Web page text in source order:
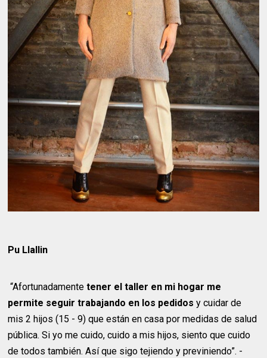
Pu Llallin
“Afortunadamentetener el taller en mi hogar me
permite seguir trabajando en los pedidos y cuidar de
mis 2 hijos (15 - 9) que están en casa por medidas de salud
pública. Si yo me cuido, cuido a mis hijos, siento que cuido
de todos también. Así que sigo tejiendo y previniendo”. -